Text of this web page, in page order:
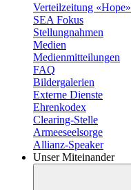
Verteilzeitung «Hope»
SEA Fokus
Stellungnahmen
Medien
Medienmitteilungen
FAQ
Bildergalerien
Externe Dienste
Ehrenkodex
Clearing-Stelle
Armeeseelsorge
Allianz-Speaker
Unser Miteinander